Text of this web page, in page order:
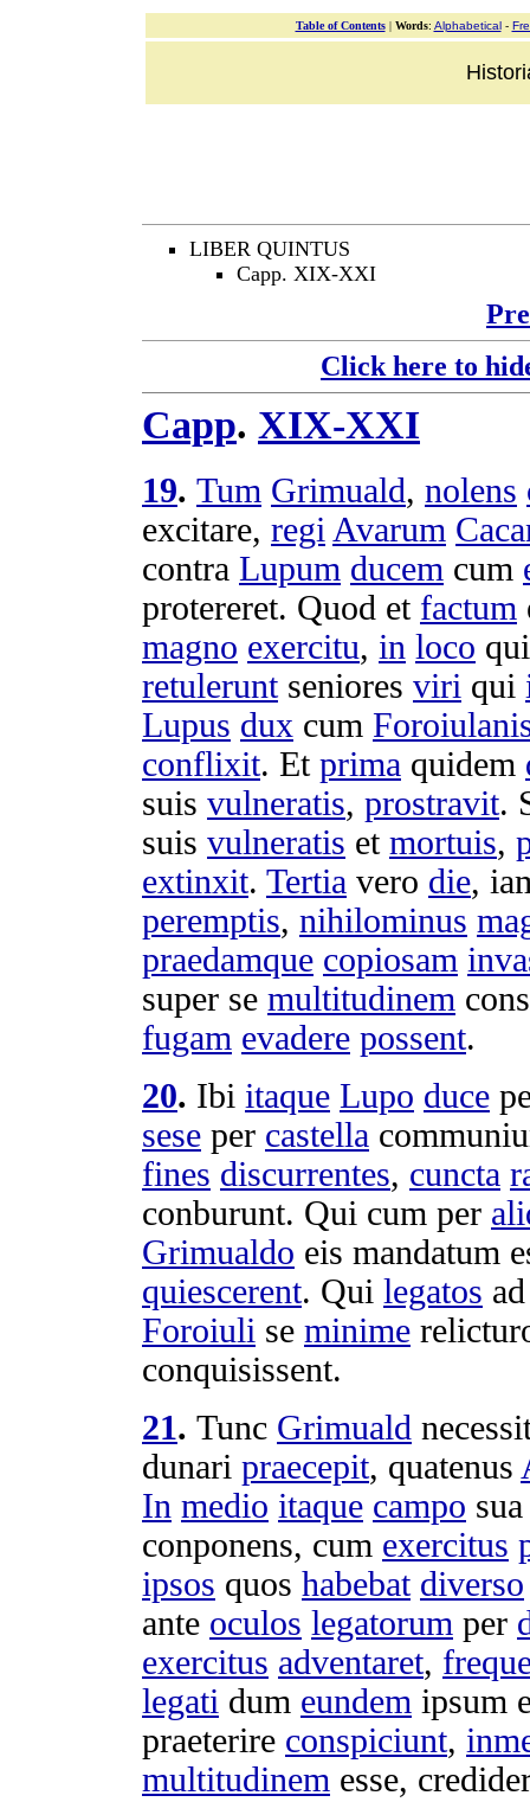
Table of Contents| Words: Alphabetical-
LIBER QUINTUS
Capp. XIX-XXI
Click here to
Capp. XIX-XXI
19. Tum Grimuald, nolens
excitare, regi Avarum
contra Lupum ducem cum
protereret. Quod et factum
magno exercitu, in loco
retulerunt seniores viri qui
Lupus dux cum
conflixit. Et prima quidem
suis vulneratis, prostravit.
suis vulneratis et mortuis,
extinxit. Tertia vero die,
peremptis, nihilominus
praedamque copiosam
super se multitudinem
fugam evadere possent.
20. Ibi itaque Lupo duce
sese per castella
fines discurrentes, cuncta
conburunt. Qui cum per
Grimualdo eis mandatum
quiescerent. Qui legatos
Foroiuli se minime
conquisissent.
21. Tunc Grimuald
dunari praecepit, quatenus
In medio itaque campo
conponens, cum exercitus
ipsos quos habebat diverso
ante oculos legatorum per
exercitus adventaret,
legati dum eundem ipsum
praeterire conspiciunt,
multitudinem esse,